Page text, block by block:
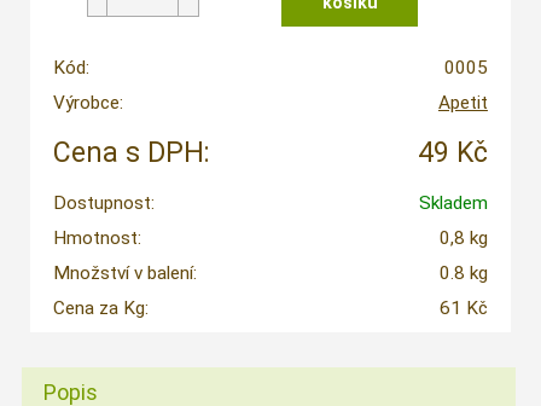
Kód:
0005
Výrobce:
Apetit
Cena s DPH: 49 Kč
Dostupnost:
Skladem
Hmotnost:
0,8 kg
Množství v balení:
0.8 kg
Cena za Kg:
61 Kč
Popis